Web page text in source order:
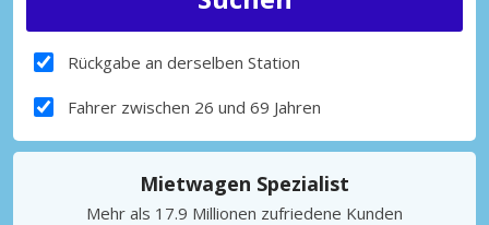
Rückgabe an derselben Station
Fahrer zwischen 26 und 69 Jahren
Mietwagen Spezialist
Mehr als 17.9 Millionen zufriedene Kunden